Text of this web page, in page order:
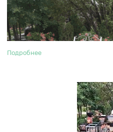
Подробнее